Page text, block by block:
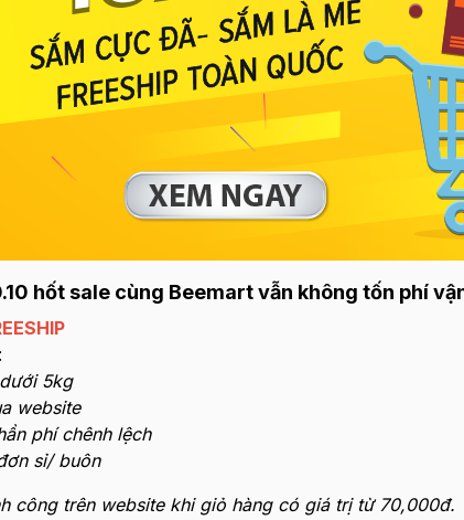
hốt sale cùng Beemart vẫn không tốn phí
5kg
website
phí chênh lệch
sỉ/ buôn
công trên website khi giỏ hàng có giá trị từ 70,000đ.